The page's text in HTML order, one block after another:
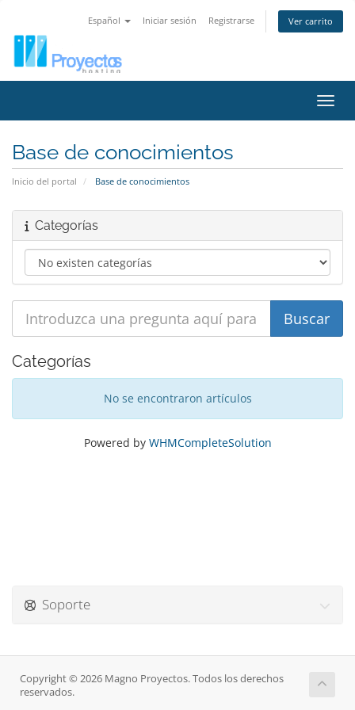
Español Iniciar sesión Registrarse Ver carrito
Base de conocimientos
Inicio del portal Base de conocimientos
Categorías
Categorías
No se encontraron artículos
Powered by WHMCompleteSolution
Soporte
Copyright © 2026 Magno Proyectos. Todos los derechos
reservados.